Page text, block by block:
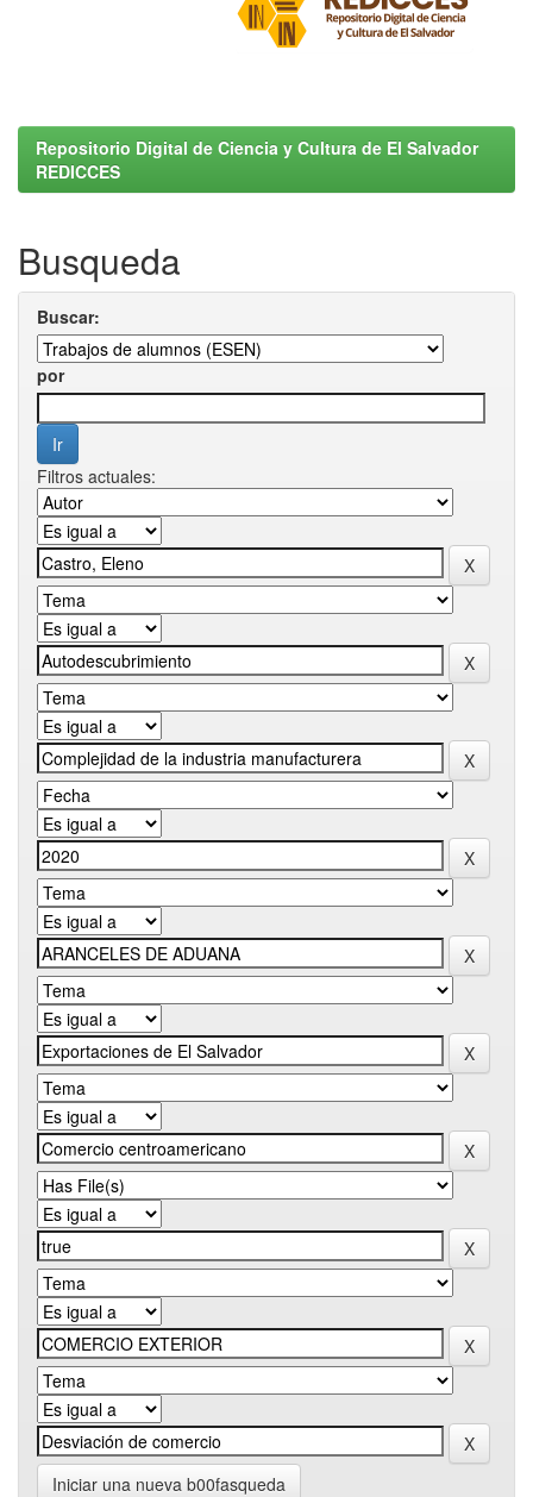
Repositorio Digital de Ciencia y Cultura de El Salvador
REDICCES
Busqueda
Buscar:
por
Filtros actuales:
Iniciar una nueva b00fasqueda